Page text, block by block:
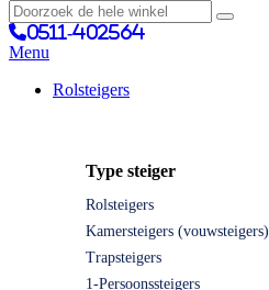
0511-402564
Menu
Rolsteigers
Type steiger
Rolsteigers
Kamersteigers (vouwsteigers)
Trapsteigers
1-Persoonssteigers